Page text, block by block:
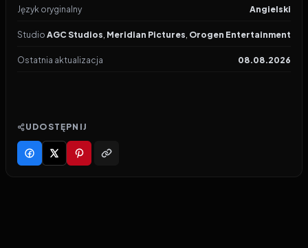
Język oryginalny Angielski
Studio AGC Studios, Meridian Pictures, Orogen Entertainment
Ostatnia aktualizacja 08.08.2026
UDOSTĘPNIJ